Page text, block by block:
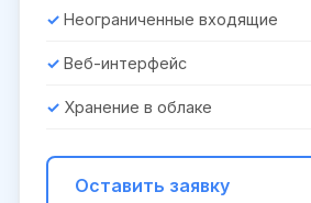
Неограниченные входящие
Веб-интерфейс
Хранение в облаке
Оставить заявку